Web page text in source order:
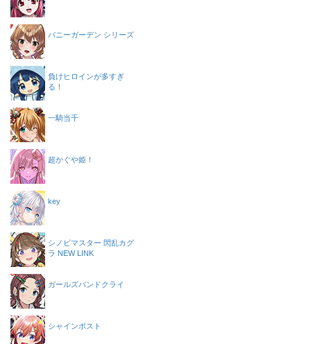
バニーガーデン シリーズ
負けヒロインが多すぎ
る！
一騎当千
超かぐや姫！
key
シノビマスター 閃乱カグ
ラ NEW LINK
ガールズバンドクライ
シャインポスト